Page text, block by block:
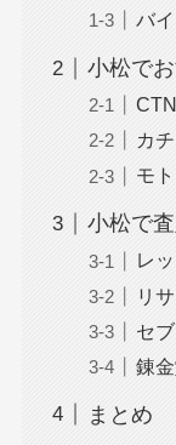
バ
小松で
カ
モ
小松で
レ
リ
セ
錬
まとめ